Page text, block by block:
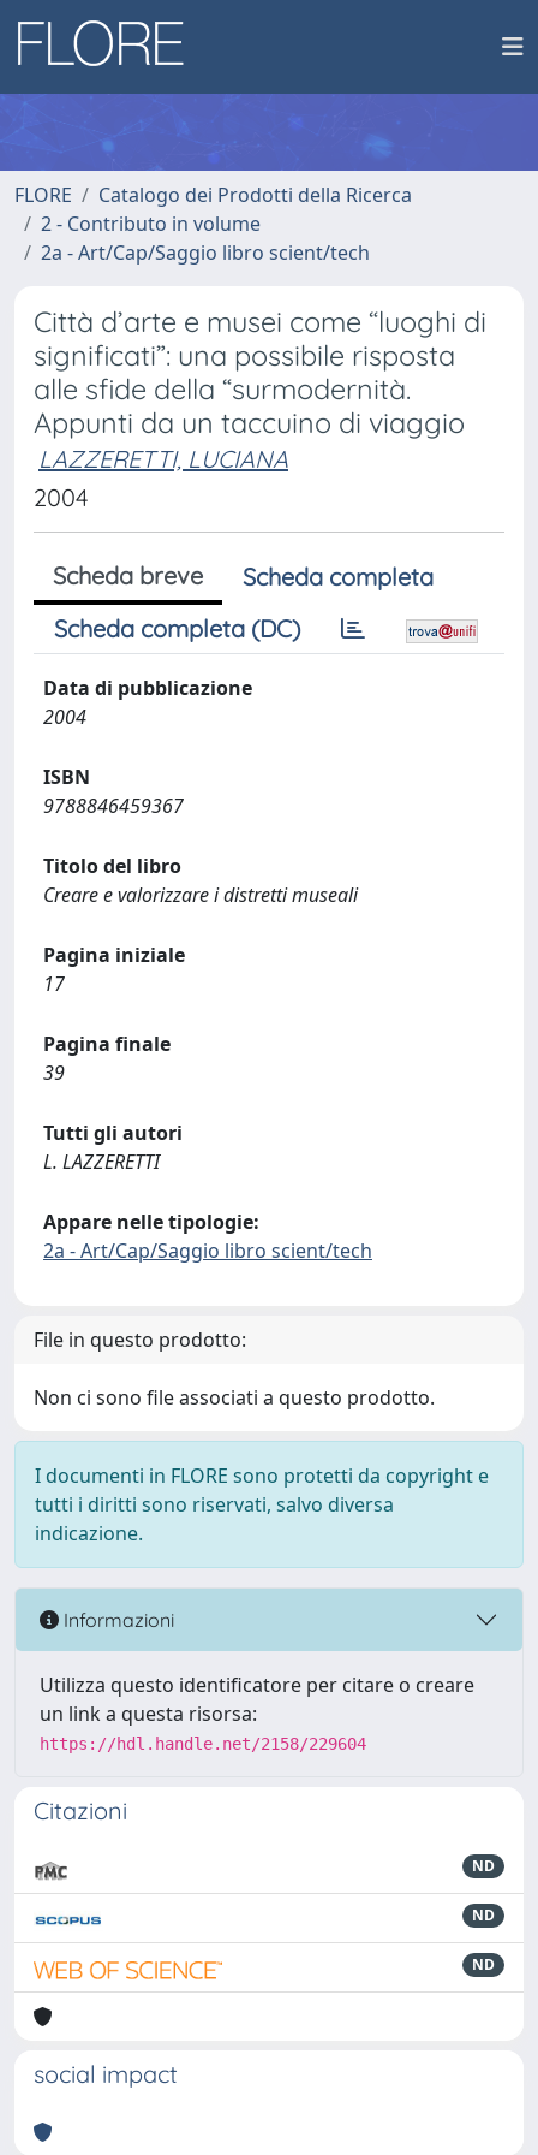
FLORE
Catalogo dei Prodotti della Ricerca
2 - Contributo in volume
2a - Art/Cap/Saggio libro scient/tech
Città d’arte e musei come “luoghi di
significati”: una possibile risposta
alle sfide della “surmodernità.
Appunti da un taccuino di viaggio
LAZZERETTI, LUCIANA
2004
Scheda breve
Scheda completa
Scheda completa (DC)
Data di pubblicazione
2004
ISBN
9788846459367
Titolo del libro
Creare e valorizzare i distretti museali
Pagina iniziale
17
Pagina finale
39
Tutti gli autori
L. LAZZERETTI
Appare nelle tipologie:
2a - Art/Cap/Saggio libro scient/tech
File in questo prodotto:
Non ci sono file associati a questo prodotto.
I documenti in FLORE sono protetti da copyright e
tutti i diritti sono riservati, salvo diversa
indicazione.
Informazioni
Utilizza questo identificatore per citare o creare
un link a questa risorsa:
https://hdl.handle.net/2158/229604
Citazioni
ND
ND
ND
social impact